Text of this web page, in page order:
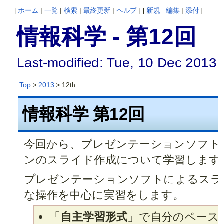
[ ホーム | 一覧 | 検索 | 最終更新 | ヘルプ] [ 新規 | 編集 | 添付 ]
情報科学 - 第12回
Last-modified: Tue, 10 Dec
Top> 2013 > 12th
情報科学 第12回
今回から、プレゼンテーションソフ
ンのスライド作成について学習しま
プレゼンテーションソフトによるス
な操作を中心に実習をします。
「 自主学習形式」で自分のペー